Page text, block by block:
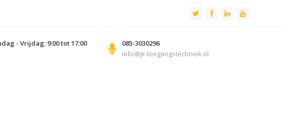
TwitterFacebook
LinkedInYoutube
- Vrijdag: 9:00 tot 17:00
085-3030296
info@jk-toegangstechniek.nl